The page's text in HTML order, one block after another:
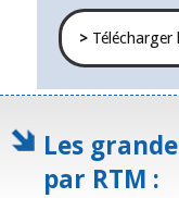
>Télécharger
Les
par RTM :